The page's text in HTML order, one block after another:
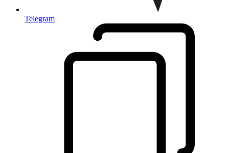
Telegram